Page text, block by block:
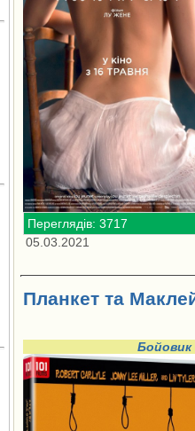
Переглядів: 3717
05.03.2021
Планкет та
Бойовик